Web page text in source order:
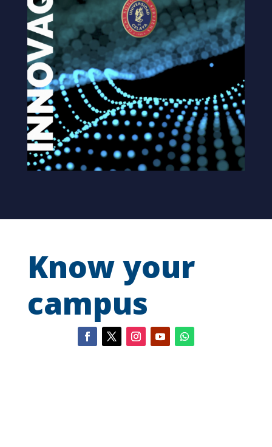
Know your
campus